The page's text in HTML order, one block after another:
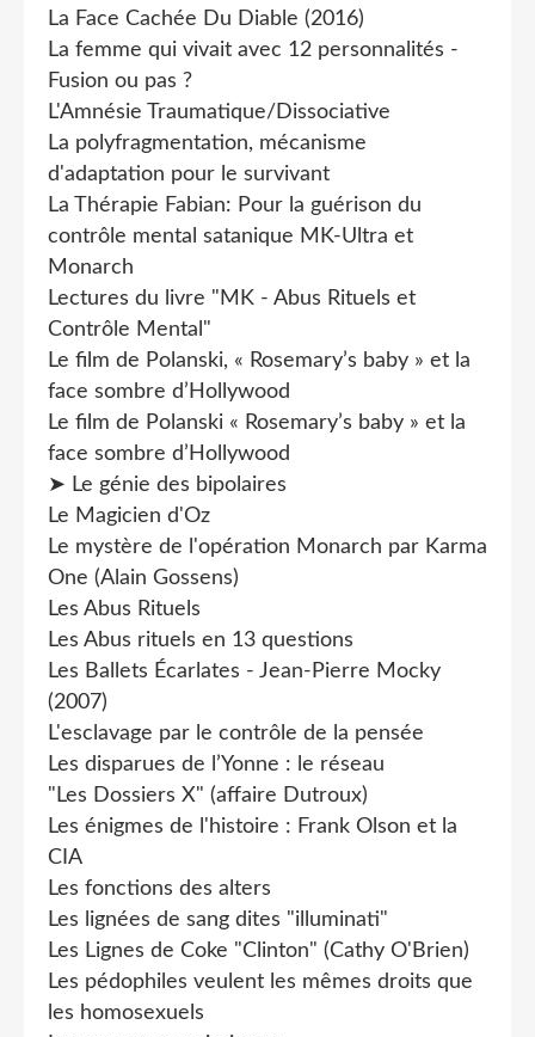
La Face Cachée Du Diable (2016)
La femme qui vivait avec 12 personnalités -
Fusion ou pas ?
L'Amnésie Traumatique/Dissociative
La polyfragmentation, mécanisme
d'adaptation pour le survivant
La Thérapie Fabian: Pour la guérison du
contrôle mental satanique MK-Ultra et
Monarch
Lectures du livre "MK - Abus Rituels et
Contrôle Mental"
Le film de Polanski, « Rosemary’s baby » et la
face sombre d’Hollywood
Le film de Polanski « Rosemary’s baby » et la
face sombre d’Hollywood
➤ Le génie des bipolaires
Le Magicien d'Oz
Le mystère de l'opération Monarch par Karma
One (Alain Gossens)
Les Abus Rituels
Les Abus rituels en 13 questions
Les Ballets Écarlates - Jean-Pierre Mocky
(2007)
L'esclavage par le contrôle de la pensée
Les disparues de l’Yonne : le réseau
"Les Dossiers X" (affaire Dutroux)
Les énigmes de l'histoire : Frank Olson et la
CIA
Les fonctions des alters
Les lignées de sang dites "illuminati"
Les Lignes de Coke "Clinton" (Cathy O'Brien)
Les pédophiles veulent les mêmes droits que
les homosexuels